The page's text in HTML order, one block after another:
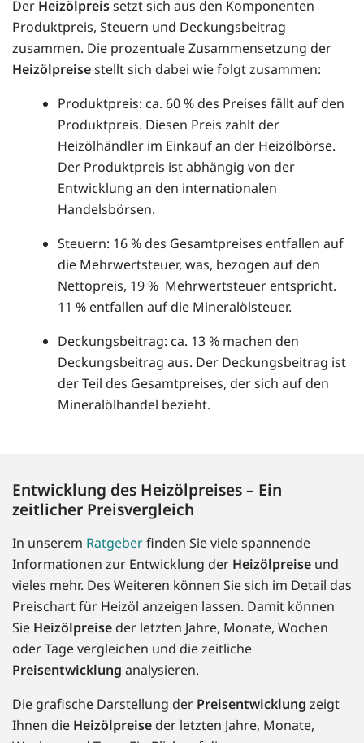
Der Heizölpreissetzt sich aus den Komponenten
Produktpreis, Steuern und Deckungsbeitrag
zusammen. Die prozentuale Zusammensetzung der
Heizölpreisestellt sich dabei wie folgt zusammen:
Produktpreis: ca. 60 % des Preises fällt auf den
Produktpreis. Diesen Preis zahlt der
Heizölhändler im Einkauf an der Heizölbörse.
Der Produktpreis ist abhängig von der
Entwicklung an den internationalen
Handelsbörsen.
Steuern: 16 % des Gesamtpreises entfallen auf
die Mehrwertsteuer, was, bezogen auf den
Nettopreis, 19 % Mehrwertsteuer entspricht.
11 % entfallen auf die Mineralölsteuer.
Deckungsbeitrag: ca. 13 % machen den
Deckungsbeitrag aus. Der Deckungsbeitrag ist
der Teil des Gesamtpreises, der sich auf den
Mineralölhandel bezieht.
Entwicklung des Heizölpreises – Ein
zeitlicher Preisvergleich
In unserem Ratgeberfinden Sie viele spannende
Informationen zur Entwicklung der Heizölpreise und
vieles mehr. Des Weiteren können Sie sich im Detail das
Preischart für Heizöl anzeigen lassen. Damit können
Sie Heizölpreise der letzten Jahre, Monate, Wochen
oder Tage vergleichen und die zeitliche
Preisentwicklung analysieren.
Die grafische Darstellung der Preisentwicklung zeigt
Ihnen die Heizölpreise der letzten Jahre, Monate,